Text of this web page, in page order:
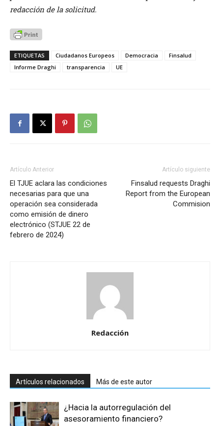
redacción de la solicitud.
ETIQUETAS Ciudadanos Europeos Democracia
Finsalud
Informe Draghi
transparencia UE
Artículo Anterior
El TJUE aclara las condiciones
necesarias para que una
operación sea considerada
como emisión de dinero
electrónico (STJUE 22 de
febrero de 2024)
Artículo siguiente
Finsalud requests Draghi
Report from the European
Commision
Redacción
Artículos relacionados Más de este autor
¿Hacia la autorregulación del
asesoramiento financiero?